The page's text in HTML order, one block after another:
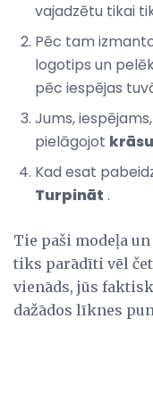
vajadzētu tikai
Pēc tam
logotips un
pēc iespējas
Jums,
pielāgojot krāsu
Kad esat
Turpināt .
Tie paši modeļa
tiks parādīti vēl
vienāds, jūs
dažādos līknes